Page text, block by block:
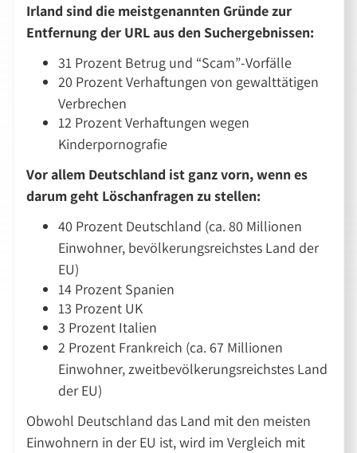
Irland sind die meistgenannten Gründe zur
Entfernung der URL aus den Suchergebnissen:
31 Prozent Betrug und “Scam”-Vorfälle
20 Prozent Verhaftungen von gewalttätigen
Verbrechen
12 Prozent Verhaftungen wegen
Kinderpornografie
Vor allem Deutschland ist ganz vorn, wenn es
darum geht Löschanfragen zu stellen:
40 Prozent Deutschland (ca. 80 Millionen
Einwohner, bevölkerungsreichstes Land der
EU)
14 Prozent Spanien
13 Prozent UK
3 Prozent Italien
2 Prozent Frankreich (ca. 67 Millionen
Einwohner, zweitbevölkerungsreichstes Land
der EU)
Obwohl Deutschland das Land mit den meisten
Einwohnern in der EU ist, wird im Vergleich mit